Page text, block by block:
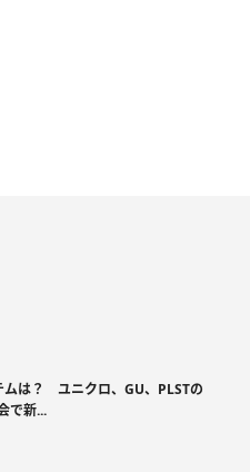
ムは？ ユニクロ、GU、PLSTの
で新...